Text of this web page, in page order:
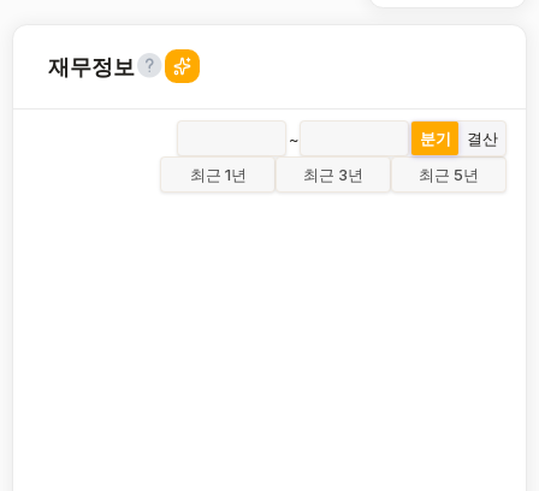
재무정보
~ 분기
결산
최근 1년
최근 3년 최근 5년